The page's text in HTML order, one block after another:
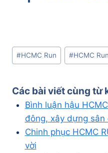
Post
Tags:
#HCMC Run #HCMC
Các bài viết cùng từ
Bình luận hậu
đông, xây dựng
Chinh phục HCMC
vời